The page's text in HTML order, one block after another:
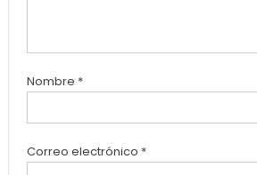
Nombre *
Correo electrónico *